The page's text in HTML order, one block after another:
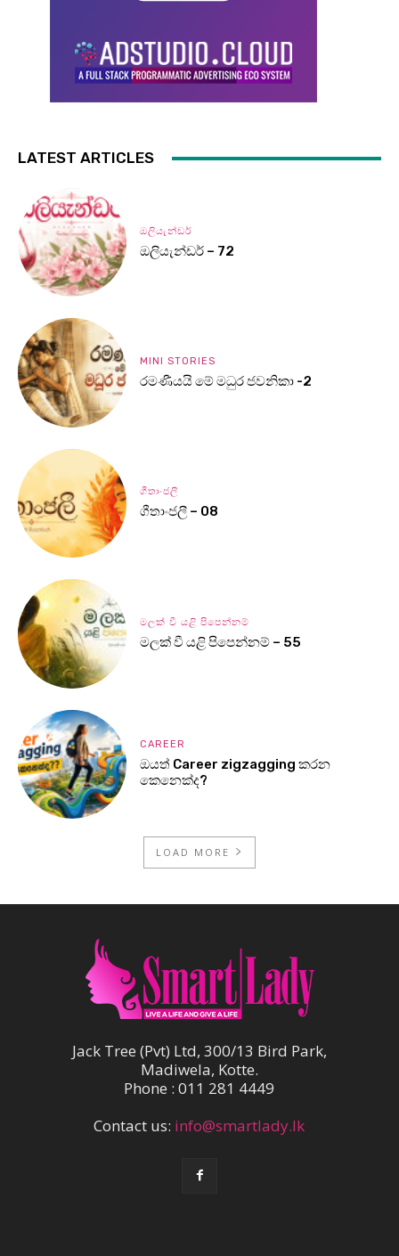
LATEST ARTICLES
ඔලියැන්ඩර්
ඔලියැන්ඩර් – 72
MINI STORIES
රමණීයයි මේ මධුර ජවනිකා -2
ගීතාංජලී
ගීතාංජලී – 08
මලක් වී යළි පිපෙන්නම්
මලක් වී යළි පිපෙන්නම් – 55
CAREER
ඔයත් Career zigzagging කරන
කෙනෙක්ද?
LOAD MORE
Jack Tree (Pvt) Ltd, 300/13 Bird Park,
Madiwela, Kotte.
Phone : 011 281 4449
Contact us: info@smartlady.lk